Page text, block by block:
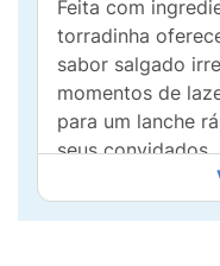
Feita com
torradinha
sabor salgado
momentos de
para um lanche
seus convidados,
opção certa